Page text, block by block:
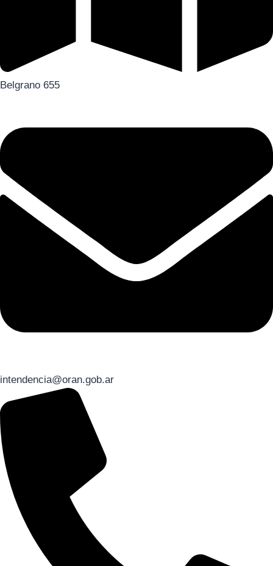
Belgrano 655
intendencia@oran.gob.ar